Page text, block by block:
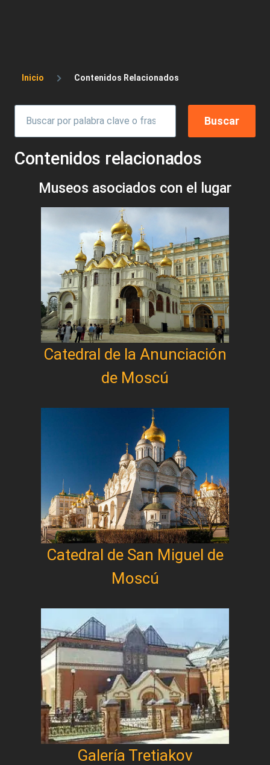
Sobrescribir enlaces de ayuda a la
Inicio Contenidos Relacionados
Contenidos relacionados
Museos asociados con el lugar
Catedral de la Anunciación
de Moscú
Catedral de San Miguel de
Moscú
Galería Tretiakov